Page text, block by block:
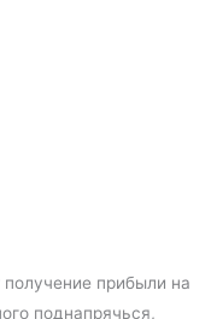
получение прибыли на
поднапрячься,